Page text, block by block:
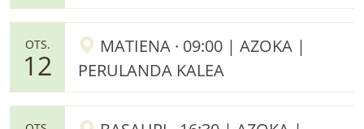
OTS.
12
MATIENA · 09:00 | AZOKA |
PERULANDA KALEA